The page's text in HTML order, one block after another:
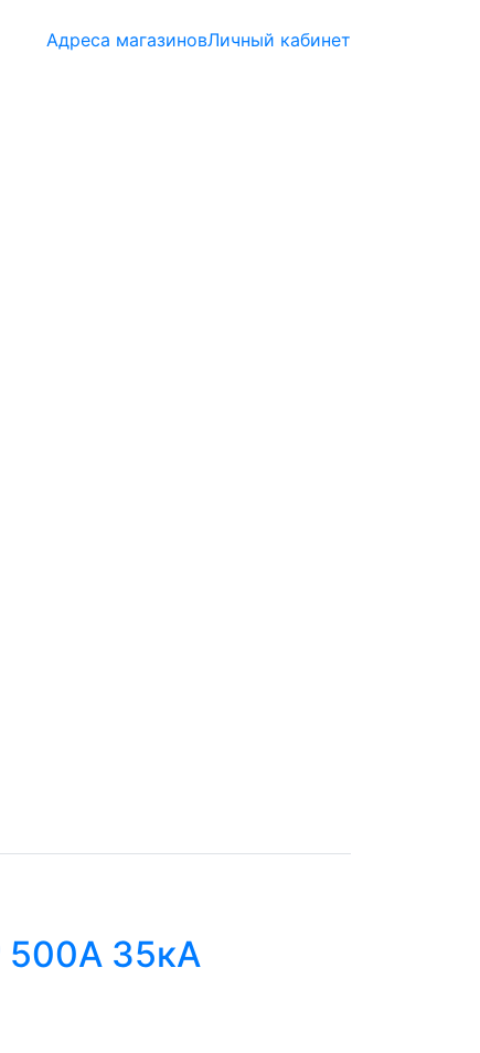
Адреса магазиновЛичный кабинет
500А 35кА